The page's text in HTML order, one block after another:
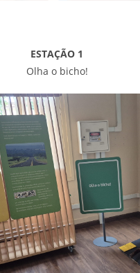
ESTAÇÃO 1
Olha o bicho!